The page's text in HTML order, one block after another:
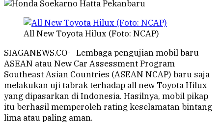
All New Toyota Hilux (Foto: NCAP)
SIAGANEWS.CO- Lembaga pengujian mobil baru
ASEAN atau New Car Assessment Program
Southeast Asian Countries (ASEAN NCAP) baru saja
melakukan uji tabrak terhadap all new Toyota Hilux
yang dipasarkan di Indonesia. Hasilnya, mobil pikap
itu berhasil memperoleh rating keselamatan bintang
lima atau paling aman.